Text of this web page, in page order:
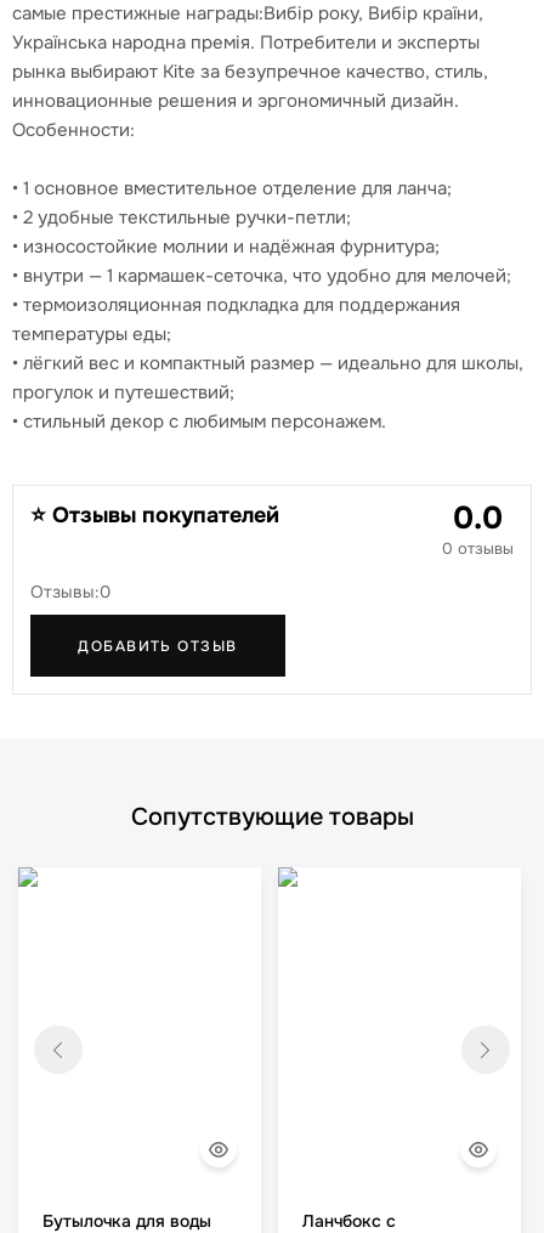
самые престижные награды:Вибір року, Вибір країни,
Українська народна премія. Потребители и эксперты
рынка выбирают Kite за безупречное качество, стиль,
инновационные решения и эргономичный дизайн.
Особенности:
• 1 основное вместительное отделение для ланча;
• 2 удобные текстильные ручки-петли;
• износостойкие молнии и надёжная фурнитура;
• внутри — 1 кармашек-сеточка, что удобно для мелочей;
• термоизоляционная подкладка для поддержания
температуры еды;
• лёгкий вес и компактный размер — идеально для школы,
прогулок и путешествий;
• стильный декор с любимым персонажем.
⭐ Отзывы покупателей 0.0
0 отзывы
Отзывы:0
ДОБАВИТЬ ОТЗЫВ
Сопутствующие товары
Бутылочка для воды
Ланчбокс с